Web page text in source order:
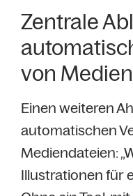
Zentrale
von
Einen weiteren
automatischen
Mediendateien:
Illustrationen für